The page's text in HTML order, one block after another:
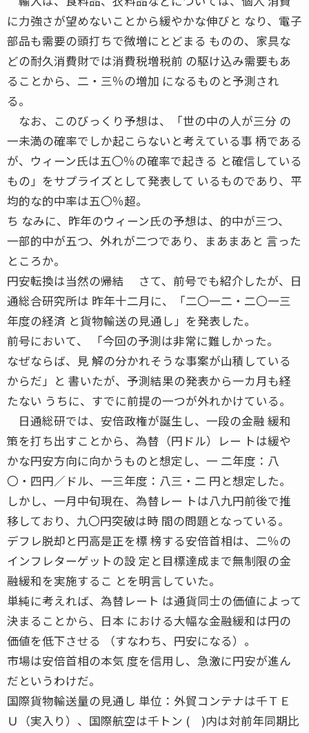
に力強さが望めないことから緩やかな伸びと なり、電子
部品も需要の頭打ちで微増にとどまる ものの、家具な
どの耐久消費財では消費税増税前 の駆け込み需要もあ
ることから、二・三％の増加 になるものと予測され
る。
なお、このびっくり予想は、「世の中の人が三分 の
一未満の確率でしか起こらないと考えている事 柄である
が、ウィーン氏は五〇％の確率で起きる と確信している
もの」をサプライズとして発表して いるものであり、平
均的な的中率は五〇％超。
ち なみに、昨年のウィーン氏の予想は、的中が三つ、
一部的中が五つ、外れが二つであり、まあまあと 言った
ところか。
円安転換は当然の帰結 さて、前号でも紹介したが、日
通総合研究所は 昨年十二月に、「二〇一二・二〇一三
年度の経済 と貨物輸送の見通し」を発表した。
前号において、 「今回の予測は非常に難しかった。
なぜならば、見 解の分かれそうな事案が山積している
からだ」と 書いたが、予測結果の発表から一カ月も経
たない うちに、すでに前提の一つが外れかけている。
日通総研では、安倍政権が誕生し、一段の金融 緩和
策を打ち出すことから、為替（円ドル）レー トは緩や
かな円安方向に向かうものと想定し、一 二年度：八
〇・四円／ドル、一三年度：八三・二 円と想定した。
しかし、一月中旬現在、為替レー トは八九円前後で推
移しており、九〇円突破は時 間の問題となっている。
デフレ脱却と円高是正を標 榜する安倍首相は、二％の
インフレターゲットの設 定と目標達成まで無制限の金
融緩和を実施するこ とを明言していた。
単純に考えれば、為替レート は通貨同士の価値によって
決まることから、日本 における大幅な金融緩和は円の
価値を低下させる （すなわち、円安になる）。
市場は安倍首相の本気 度を信用し、急激に円安が進ん
だというわけだ。
国際貨物輸送量の見通し 単位：外貿コンテナは千ＴＥ
Ｕ（実入り）、国際航空は千トン ( )内は対前年同期比